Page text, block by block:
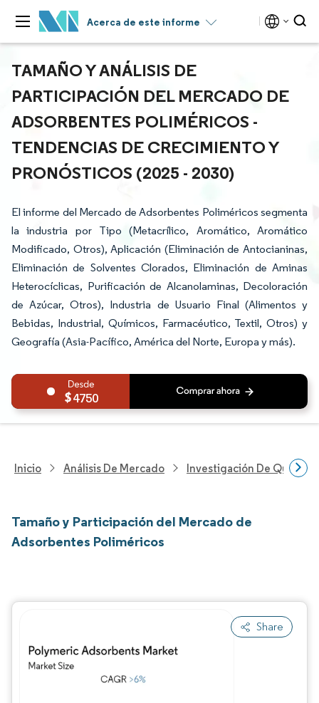
Acerca de este informe
TAMAÑO Y ANÁLISIS DE
PARTICIPACIÓN DEL MERCADO DE
ADSORBENTES POLIMÉRICOS -
TENDENCIAS DE CRECIMIENTO Y
PRONÓSTICOS (2025 - 2030)
El informe del Mercado de Adsorbentes Poliméricos segmenta
la industria por Tipo (Metacrílico, Aromático, Aromático
Modificado, Otros), Aplicación (Eliminación de Antocianinas,
Eliminación de Solventes Clorados, Eliminación de Aminas
Heterocíclicas, Purificación de Alcanolaminas, Decoloración
de Azúcar, Otros), Industria de Usuario Final (Alimentos y
Bebidas, Industrial, Químicos, Farmacéutico, Textil, Otros) y
Geografía (Asia-Pacífico, América del Norte, Europa y más).
4750
Inicio Análisis De Mercado Investigación De
Tamaño y Participación del Mercado de
Adsorbentes Poliméricos
Share